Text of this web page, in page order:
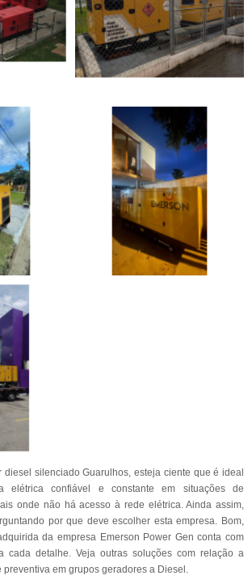
silenciado Guarulhos, esteja ciente que é ideal
elétrica confiável e constante em situações de
onde não há acesso à rede elétrica. Ainda assim,
por que deve escolher esta empresa. Bom,
da empresa Emerson Power Gen conta com
cada detalhe. Veja outras soluções com relação a
preventiva em grupos geradores a Diesel.